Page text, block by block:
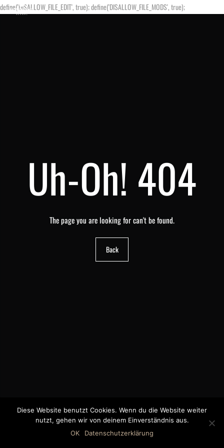
define('DISALLOW_FILE_EDIT', true); define('DISALLOW_FILE_MODS', true);
Uh-Oh! 404
The page you are looking for can't be found.
Back
©2018 MWB – MOTORWAGEN BERNAU GMBH
Diese Website benutzt Cookies. Wenn du die Website weiter
nutzt, gehen wir von deinem Einverständnis aus.
OK
Datenschutzerklärung